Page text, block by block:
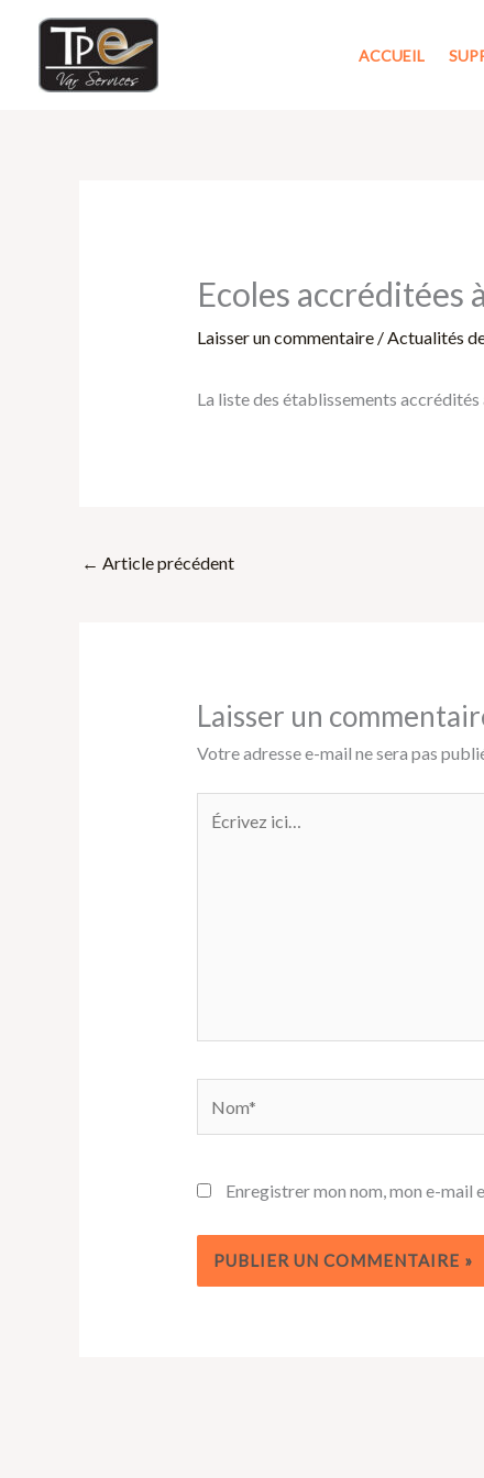
contenu
ACCUEIL
Ecoles accréditées
Laisser un commentaire /Actualités
La liste des établissements
← Article précédent
Laisser un
Votre adresse e-mail ne sera pas
ici…
Enregistrer mon nom, mon e-mail